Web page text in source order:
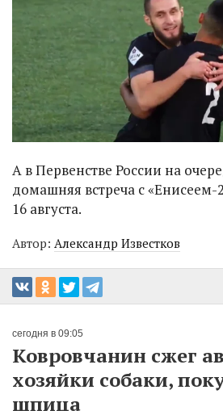
А в Первенстве России на
домашняя встреча с «Енисеем-
16 августа.
Автор: Александр Известков
сегодня в 09:05
Ковровчанин сжег
хозяйки собаки,
шпица